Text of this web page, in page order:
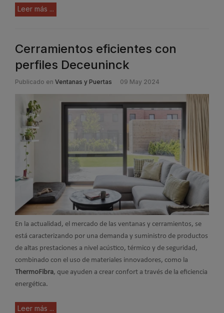
Leer más ...
Cerramientos eficientes con
perfiles Deceuninck
Publicado en Ventanas y Puertas 09 May 2024
En la actualidad, el mercado de las ventanas y cerramientos, se
está caracterizando por una demanda y suministro de productos
de altas prestaciones a nivel acústico, térmico y de seguridad,
combinado con el uso de materiales innovadores, como la
ThermoFibra, que ayuden a crear confort a través de la eficiencia
energética.
Leer más ...